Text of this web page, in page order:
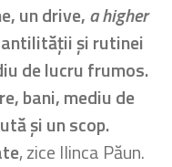
un drive,a higher
și rutinei
de lucru frumos.
bani, mediu de
și un scop.
, zice Ilinca Păun.